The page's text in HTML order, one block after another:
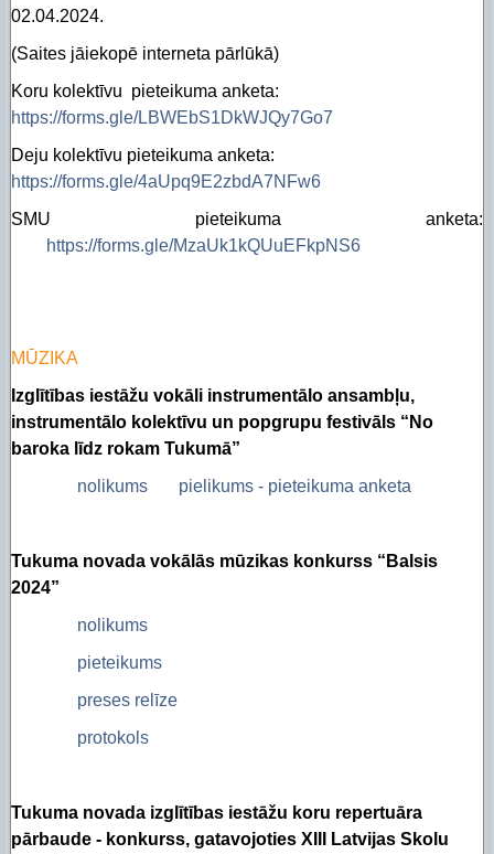
02.04.2024.
(Saites jāiekopē interneta pārlūkā)
Koru kolektīvu pieteikuma anketa:
https://forms.gle/LBWEbS1DkWJQy7Go7
Deju kolektīvu pieteikuma anketa:
https://forms.gle/4aUpq9E2zbdA7NFw6
SMU pieteikuma anketa:
https://forms.gle/MzaUk1kQUuEFkpNS6
MŪZIKA
Izglītības iestāžu vokāli instrumentālo ansambļu,
instrumentālo kolektīvu un popgrupu festivāls “No
baroka līdz rokam Tukumā”
nolikums
pielikums - pieteikuma anketa
Tukuma novada vokālās mūzikas konkurss “Balsis
2024”
nolikums
pieteikums
preses relīze
protokols
Tukuma novada izglītības iestāžu koru repertuāra
pārbaude - konkurss, gatavojoties XIII Latvijas Skolu